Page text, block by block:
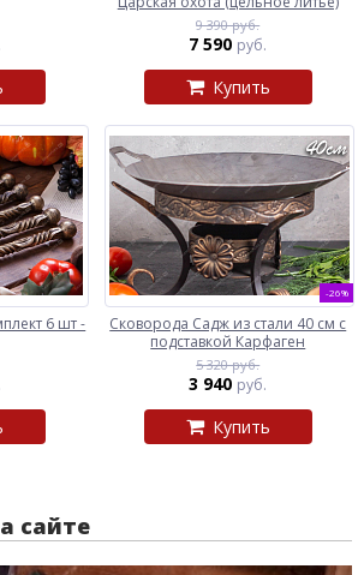
9 390 руб.
7 590 руб.
Купить
6 шт -
-26%
Сковорода Садж из стали 40 см с
подставкой Карфаген
5 320 руб.
3 940 руб.
Купить
сайте